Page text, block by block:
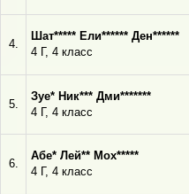
4.
Шат***** Ели****** Ден******
4 Г, 4 класс
5.
Зуе* Ник*** Дми*******
4 Г, 4 класс
6.
Абе* Лей** Мох*****
4 Г, 4 класс